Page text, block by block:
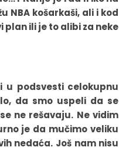
NBA košarkaši, ali i kod
ili je to alibi za neke
u podsvesti celokupnu
da smo uspeli da se
ne rešavaju. Ne vidim
je da mučimo veliku
nedaća. Još nam nisu